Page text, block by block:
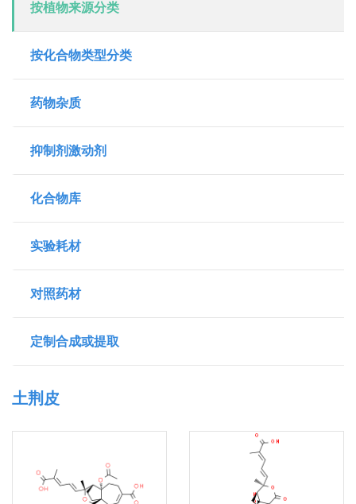
按植物来源分类
按化合物类型分类
药物杂质
抑制剂激动剂
化合物库
实验耗材
对照药材
定制合成或提取
土荆皮